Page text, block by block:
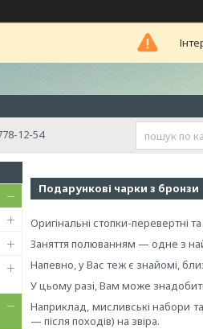
12-54
Подарункові чарки з бронзи
Оригінальні стопки-перевертні
Заняття полюванням — одне з
Напевно, у Вас теж є знайомі,
У цьому разі, Вам може
Наприклад, мисливські набори
— після походів) на звіра.